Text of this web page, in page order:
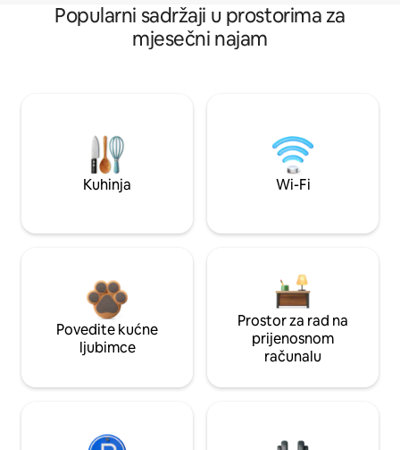
Popularni sadržaji u prostorima za
mjesečni najam
Kuhinja Wi-Fi
Povedite kućne
ljubimce
Prostor za rad na
prijenosnom
računalu